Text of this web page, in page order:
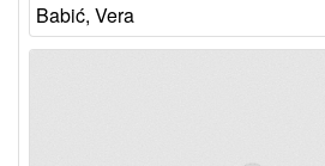
Babić, Vera